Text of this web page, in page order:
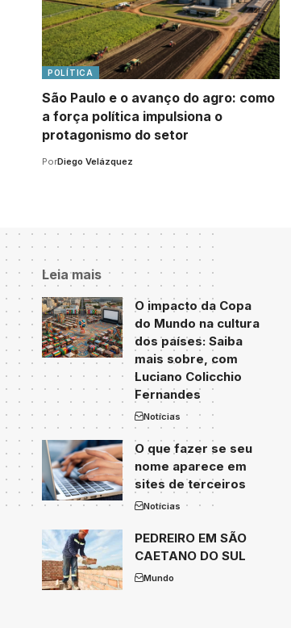
POLÍTICA
São Paulo e o avanço do agro: como
a força política impulsiona o
protagonismo do setor
PorDiego Velázquez
Leia mais
O impacto da Copa
do Mundo na cultura
dos países: Saiba
mais sobre, com
Luciano Colicchio
Fernandes
Notícias
O que fazer se seu
nome aparece em
sites de terceiros
Notícias
PEDREIRO EM SÃO
CAETANO DO SUL
Mundo